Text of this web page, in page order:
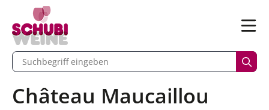
Menü
eingeben
Château Maucaillou